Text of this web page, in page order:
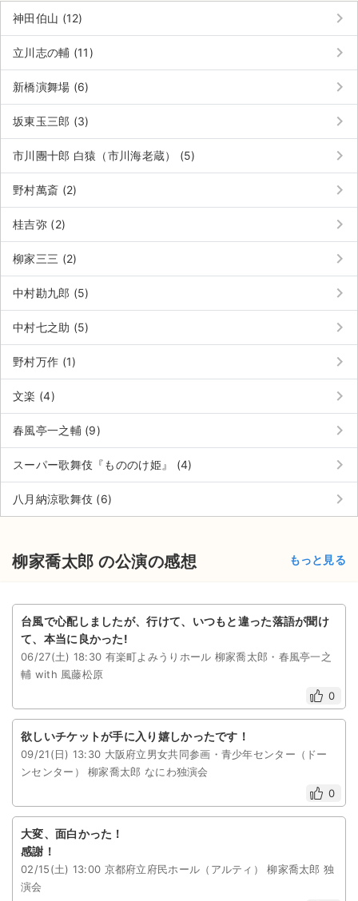
チケットジャム運営会社
チケットジャム利用規約
プライバシーポリシー
特定商取引法に基づく表記
公演登録依頼
不正転売禁止法について
チケットジャムの取り組み
音楽情報
神田伯山 (12) keyboard_arrow_right
立川志の輔 (11) keyboard_arrow_right
新橋演舞場 (6) keyboard_arrow_right
坂東玉三郎 (3) keyboard_arrow_right
市川團十郎 白猿（市川海老蔵） (5) keyboard_arrow_right
野村萬斎 (2) keyboard_arrow_right
桂吉弥 (2) keyboard_arrow_right
柳家三三 (2) keyboard_arrow_right
中村勘九郎 (5) keyboard_arrow_right
中村七之助 (5) keyboard_arrow_right
野村万作 (1) keyboard_arrow_right
文楽 (4) keyboard_arrow_right
春風亭一之輔 (9) keyboard_arrow_right
スーパー歌舞伎『もののけ姫』 (4) keyboard_arrow_right
八月納涼歌舞伎 (6) keyboard_arrow_right
柳家喬太郎 の公演の感想 もっと見る
台風で心配しましたが、行けて、いつもと違った落語が聞け
て、本当に良かった!
06/27(土) 18:30 有楽町よみうりホール 柳家喬太郎・春風亭一之
輔 with 風藤松原
0
欲しいチケットが手に入り嬉しかったです！
09/21(日) 13:30 大阪府立男女共同参画・青少年センター（ドー
ンセンター） 柳家喬太郎 なにわ独演会
0
大変、面白かった！
感謝！
02/15(土) 13:00 京都府立府民ホール（アルティ） 柳家喬太郎 独
演会